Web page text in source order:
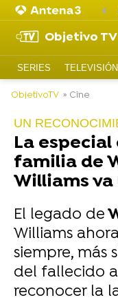
Objetivo TV
SERIES TELEVISIÓN
ObjetivoTV » Cine
UN
La
familia de
Williams va
El legado de
Williams
siempre, más
del fallecido
reconocer la